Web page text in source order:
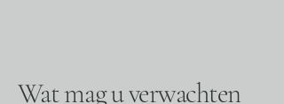
Wat mag u verwachten